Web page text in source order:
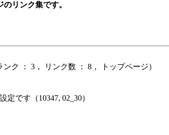
リンク集です。
ンク ： 3， リンク数 ： 8， トップページ）
です（10347, 02_30）